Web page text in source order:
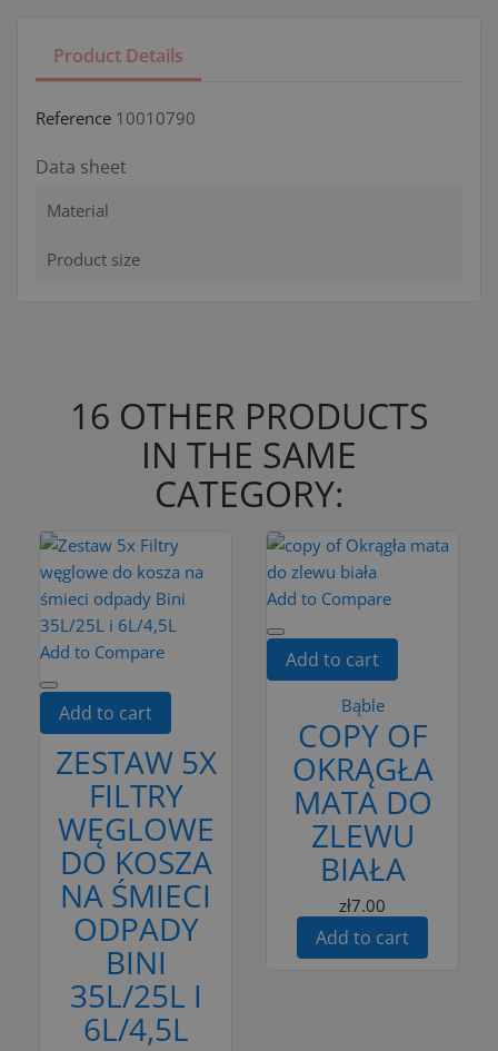
Product Details
Reference 10010790
Data sheet
Material
Product size
16 OTHER PRODUCTS
IN THE SAME
CATEGORY:
Add to Compare
Add to cart
ZESTAW 5X
FILTRY
WĘGLOWE
DO KOSZA
NA ŚMIECI
ODPADY
BINI
35L/25L I
6L/4,5L
Add to Compare
Add to cart
Bąble
COPY OF
OKRĄGŁA
MATA DO
ZLEWU
BIAŁA
zł7.00
Add to cart